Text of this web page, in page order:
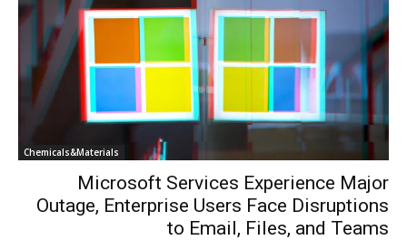
Chemicals&Materials
Microsoft Services Experience Major
Outage, Enterprise Users Face Disruptions
to Email, Files, and Teams